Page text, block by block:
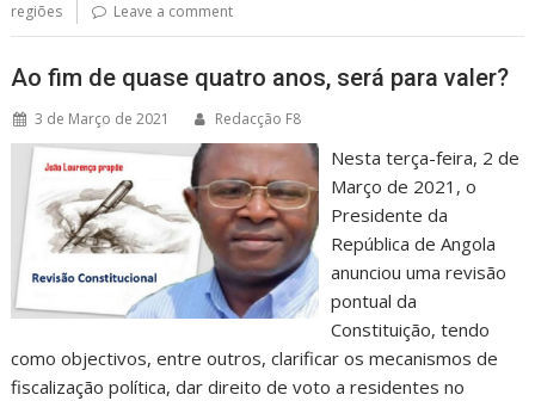
regiões Leave a comment
Ao fim de quase quatro anos, será para valer?
3 de Março de 2021 Redacção F8
Nesta terça-feira, 2 de
Março de 2021, o
Presidente da
República de Angola
anunciou uma revisão
pontual da
Constituição, tendo
como objectivos, entre outros, clarificar os mecanismos de
fiscalização política, dar direito de voto a residentes no